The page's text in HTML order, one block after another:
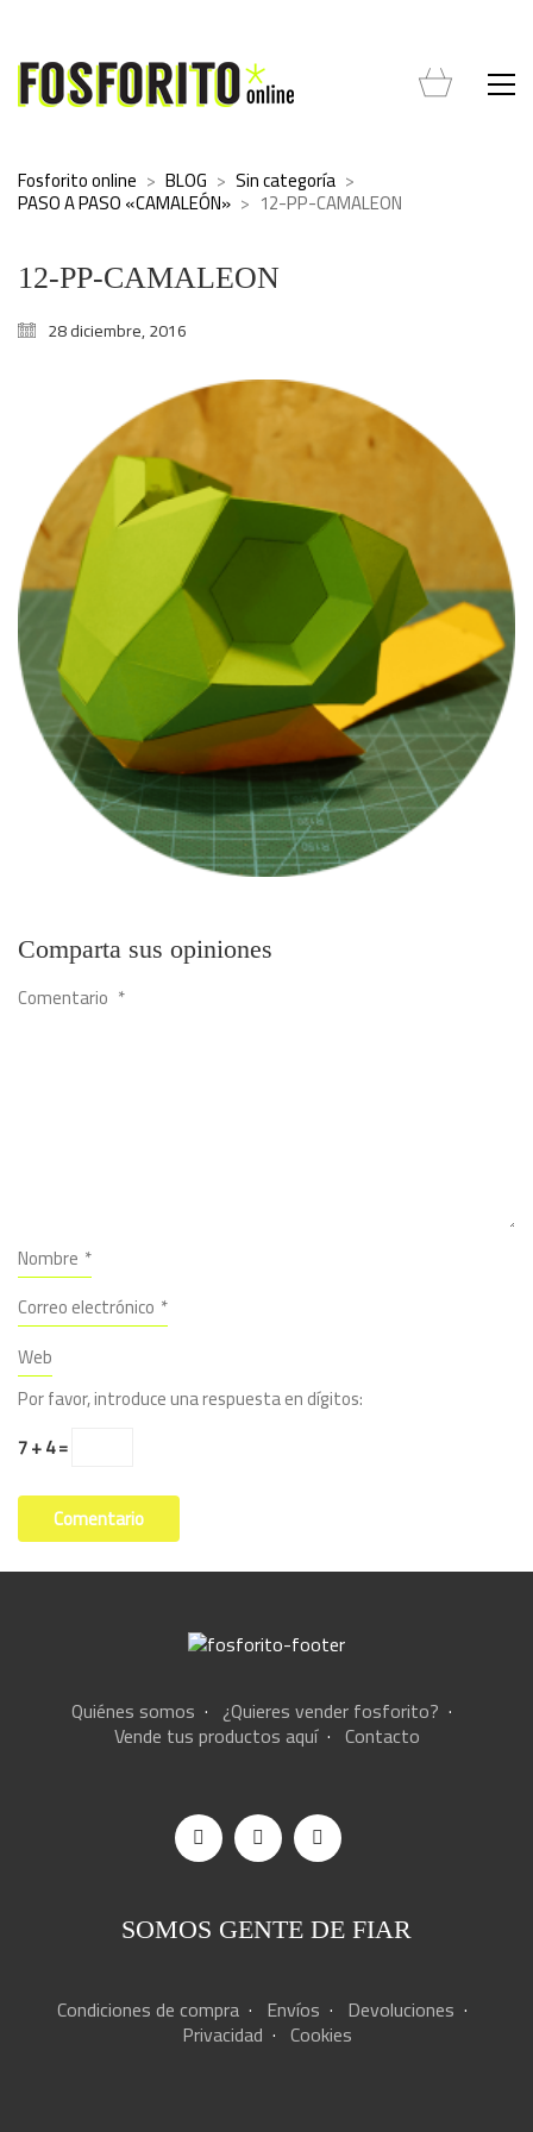
Fosforito online > BLOG > Sin categoría >
PASO A PASO «CAMALEÓN» > 12-PP-CAMALEON
12-PP-CAMALEON
28 diciembre, 2016
Comparta sus opiniones
Comentario *
Nombre *
Correo electrónico *
Web
Por favor, introduce una respuesta en dígitos:
7 + 4 =
Quiénes somos · ¿Quieres vender fosforito? ·
Vende tus productos aquí· Contacto
SOMOS GENTE DE FIAR
Condiciones de compra· Envíos · Devoluciones ·
Privacidad · Cookies